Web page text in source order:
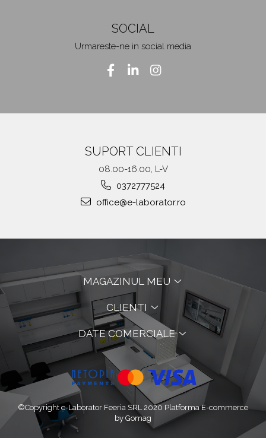
SOCIAL
Urmareste-ne in social media
SUPORT CLIENTI
08.00-16.00, L-V
0372777524
office@e-laborator.ro
MAGAZINUL MEU
CLIENTI
DATE COMERCIALE
©Copyright e-Laborator Feeria SRL 2020 Platforma E-commerce
by Gomag